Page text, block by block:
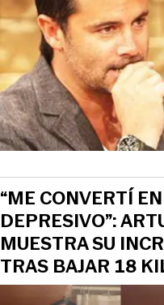
“ME CONVERTÍ
DEPRESIVO”:
MUESTRA SU
TRAS BAJAR 18